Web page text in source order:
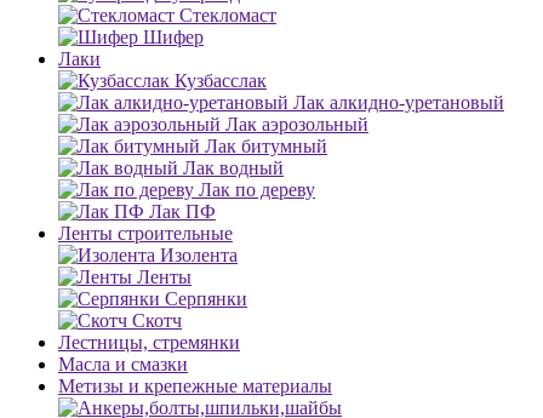
Стекломаст
Шифер
Лаки
Кузбасслак
Лак алкидно-уретановый
Лак аэрозольный
Лак битумный
Лак водный
Лак по дереву
Лак ПФ
Ленты строительные
Изолента
Ленты
Серпянки
Скотч
Лестницы, стремянки
Масла и смазки
Метизы и крепежные материалы